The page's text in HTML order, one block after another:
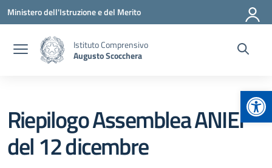
Vai ai contenuti
Vai al menu di navigazione
Vai al footer
Ministero dell'Istruzione e del Merito
Istituto Comprensivo
Augusto Scocchera
Riepilogo Assemblea ANIEF
del 12 dicembre